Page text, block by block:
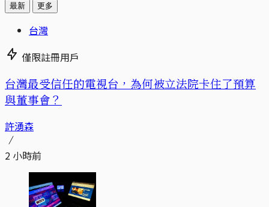
最新 更多
台灣
僅限註冊用戶
台灣最受信任的電視台，為何被立法院卡住了預算
與董事會？
許湧森
2 小時前